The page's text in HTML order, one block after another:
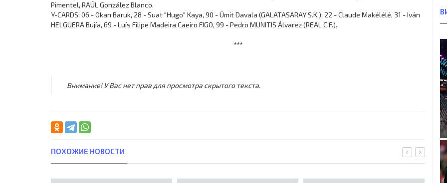
Pimentel, RAÚL González Blanco.
Y-CARDS: 06 - Okan Baruk, 28 - Suat "Hugo" Kaya, 90 - Ümit Davala (GALATASARAY S.K.); 22 - Claude Makélélé, 31 - Iván
HELGUERA Bujía, 69 - Luís Filipe Madeira Caeiro FIGO, 99 - Pedro MUNITIS Álvarez (REAL C.F.).
***
Внимание! У Вас нет прав для просмотра скрытого текста.
ПОХОЖИЕ НОВОСТИ